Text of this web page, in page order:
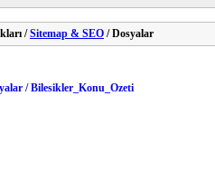
/Sitemap & SEO / Dosyalar
/ Bilesikler_Konu_Ozeti